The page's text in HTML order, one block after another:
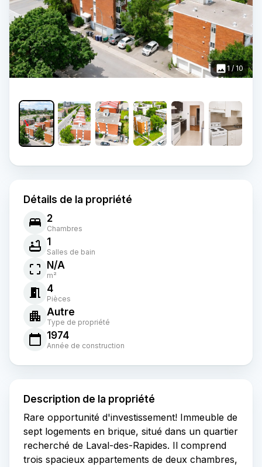
1 /10
Détails de la propriété
2
Chambres
1
Salles de bain
N/A
m²
4
Pièces
Autre
Type de propriété
1974
Année de construction
Description de la propriété
Rare opportunité d'investissement! Immeuble de
sept logements en brique, situé dans un quartier
recherché de Laval-des-Rapides. Il comprend
trois spacieux appartements de deux chambres,